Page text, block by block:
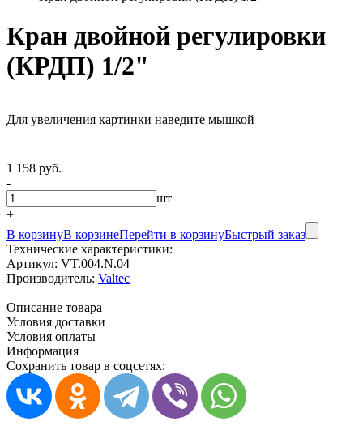
Кран двойной регулировки
(КРДП) 1/2"
Для увеличения картинки наведите мышкой
1 158 руб.
-
шт
+
В корзинуВ корзинеПерейти в корзинуБыстрый заказ
Технические характеристики:
Артикул: VT.004.N.04
Производитель: Valtec
Описание товара
Условия доставки
Условия оплаты
Информация
Сохранить товар в соцсетях: